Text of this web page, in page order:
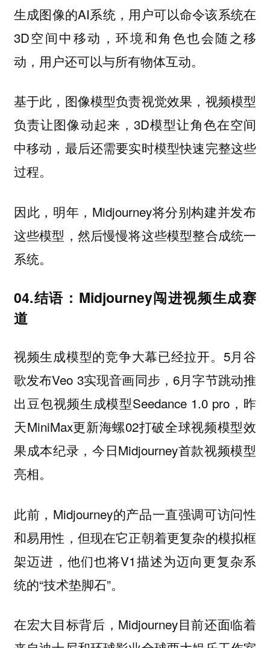
生成图像的AI系统，用户可以命令该系统在
3D空间中移动，环境和角色也会随之移
动，用户还可以与所有物体互动。
基于此，图像模型负责视觉效果，视频模型
负责让图像动起来，3D模型让角色在空间
中移动，最后还需要实时模型快速完整这些
过程。
因此，明年，Midjourney将分别构建并发布
这些模型，然后慢慢将这些模型整合成统一
系统。
04.结语：Midjourney闯进视频生成赛
道
视频生成模型的竞争大幕已经拉开。5月谷
歌发布Veo 3实现音画同步，6月字节跳动推
出豆包视频生成模型Seedance 1.0 pro，昨
天MiniMax更新海螺02打破全球视频模型效
果成本纪录，今日Midjourney首款视频模型
亮相。
此前，Midjourney的产品一直强调可访问性
和易用性，但现在它正朝着更复杂的模拟框
架迈进，他们也将V1描述为迈向更复杂系
统的“技术垫脚石”。
在宏大目标背后，Midjourney目前还面临着